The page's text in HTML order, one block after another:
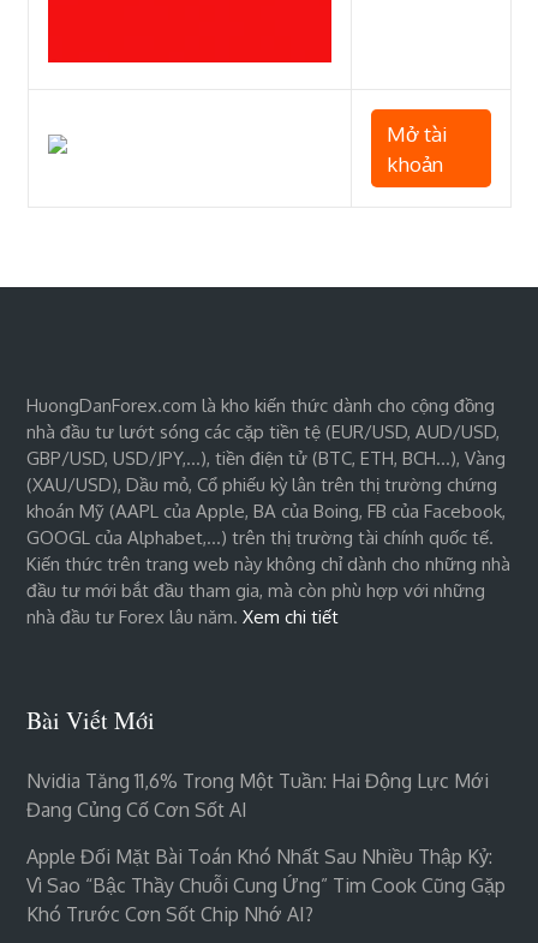
Mở tài
khoản
HuongDanForex.com là kho kiến thức dành cho cộng đồng
nhà đầu tư lướt sóng các cặp tiền tệ (EUR/USD, AUD/USD,
GBP/USD, USD/JPY,…), tiền điện tử (BTC, ETH, BCH…), Vàng
(XAU/USD), Dầu mỏ, Cổ phiếu kỳ lân trên thị trường chứng
khoán Mỹ (AAPL của Apple, BA của Boing, FB của Facebook,
GOOGL của Alphabet,…) trên thị trường tài chính quốc tế.
Kiến thức trên trang web này không chỉ dành cho những nhà
đầu tư mới bắt đầu tham gia, mà còn phù hợp với những
nhà đầu tư Forex lâu năm.Xem chi tiết
Bài Viết Mới
Nvidia Tăng 11,6% Trong Một Tuần: Hai Động Lực Mới
Đang Củng Cố Cơn Sốt AI
Apple Đối Mặt Bài Toán Khó Nhất Sau Nhiều Thập Kỷ:
Vì Sao “bậc Thầy Chuỗi Cung Ứng” Tim Cook Cũng Gặp
Khó Trước Cơn Sốt Chip Nhớ AI?